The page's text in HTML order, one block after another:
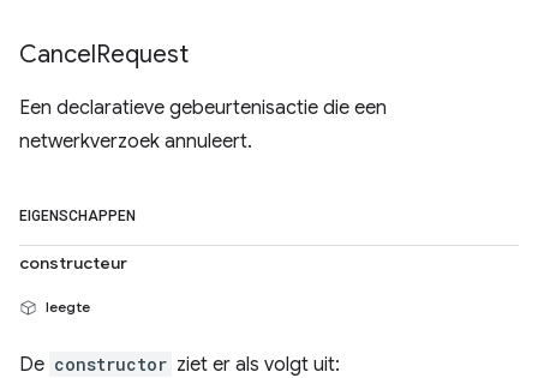
CancelRequest
Een declaratieve gebeurtenisactie die een
netwerkverzoek annuleert.
EIGENSCHAPPEN
constructeur
leegte
De constructor ziet er als volgt uit: